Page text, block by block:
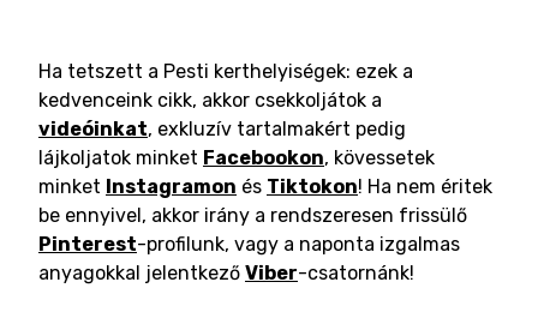
Ha tetszett a Pesti kerthelyiségek: ezek a
kedvenceink cikk, akkor csekkoljátok a
videóinkat, exkluzív tartalmakért pedig
lájkoljatok minket Facebookon, kövessetek
minket Instagramon és Tiktokon! Ha nem éritek
be ennyivel, akkor irány a rendszeresen frissülő
Pinterest-profilunk, vagy a naponta izgalmas
anyagokkal jelentkező Viber-csatornánk!